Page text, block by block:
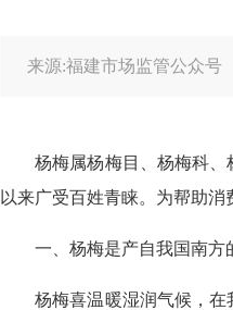
来源:福建市场监管公众号
杨梅属杨梅目、杨梅科
以来广受百姓青睐。为帮助消
一、杨梅是产自我国南方
杨梅喜温暖湿润气候，